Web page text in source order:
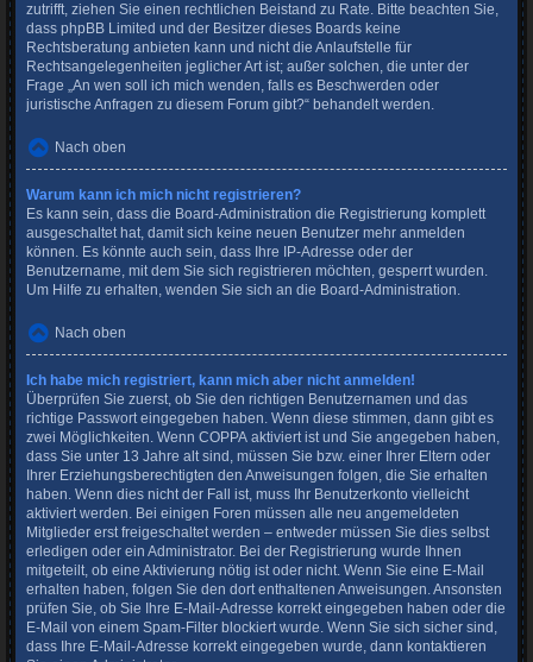
zutrifft, ziehen Sie einen rechtlichen Beistand zu Rate. Bitte beachten Sie,
dass phpBB Limited und der Besitzer dieses Boards keine
Rechtsberatung anbieten kann und nicht die Anlaufstelle für
Rechtsangelegenheiten jeglicher Art ist; außer solchen, die unter der
Frage „An wen soll ich mich wenden, falls es Beschwerden oder
juristische Anfragen zu diesem Forum gibt?“ behandelt werden.
Nach oben
Warum kann ich mich nicht registrieren?
Es kann sein, dass die Board-Administration die Registrierung komplett
ausgeschaltet hat, damit sich keine neuen Benutzer mehr anmelden
können. Es könnte auch sein, dass Ihre IP-Adresse oder der
Benutzername, mit dem Sie sich registrieren möchten, gesperrt wurden.
Um Hilfe zu erhalten, wenden Sie sich an die Board-Administration.
Nach oben
Ich habe mich registriert, kann mich aber nicht anmelden!
Überprüfen Sie zuerst, ob Sie den richtigen Benutzernamen und das
richtige Passwort eingegeben haben. Wenn diese stimmen, dann gibt es
zwei Möglichkeiten. Wenn COPPA aktiviert ist und Sie angegeben haben,
dass Sie unter 13 Jahre alt sind, müssen Sie bzw. einer Ihrer Eltern oder
Ihrer Erziehungsberechtigten den Anweisungen folgen, die Sie erhalten
haben. Wenn dies nicht der Fall ist, muss Ihr Benutzerkonto vielleicht
aktiviert werden. Bei einigen Foren müssen alle neu angemeldeten
Mitglieder erst freigeschaltet werden – entweder müssen Sie dies selbst
erledigen oder ein Administrator. Bei der Registrierung wurde Ihnen
mitgeteilt, ob eine Aktivierung nötig ist oder nicht. Wenn Sie eine E-Mail
erhalten haben, folgen Sie den dort enthaltenen Anweisungen. Ansonsten
prüfen Sie, ob Sie Ihre E-Mail-Adresse korrekt eingegeben haben oder die
E-Mail von einem Spam-Filter blockiert wurde. Wenn Sie sich sicher sind,
dass Ihre E-Mail-Adresse korrekt eingegeben wurde, dann kontaktieren